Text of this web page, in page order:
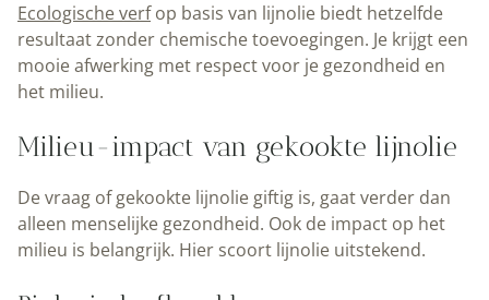
Ecologische verfop basis van lijnolie biedt hetzelfde
resultaat zonder chemische toevoegingen. Je krijgt een
mooie afwerking met respect voor je gezondheid en
het milieu.
Milieu-impact van gekookte lijnolie
De vraag of gekookte lijnolie giftig is, gaat verder dan
alleen menselijke gezondheid. Ook de impact op het
milieu is belangrijk. Hier scoort lijnolie uitstekend.